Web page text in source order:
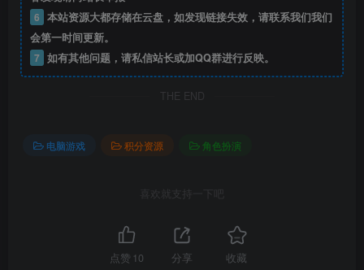
6 本站资源大都存储在云盘，如发现链接失效，请联系我们我们
会第一时间更新。
7 如有其他问题，请私信站长或加QQ群进行反映。
THE END
电脑游戏 积分资源 角色扮演
喜欢就支持一下吧
点赞 10 分享 收藏